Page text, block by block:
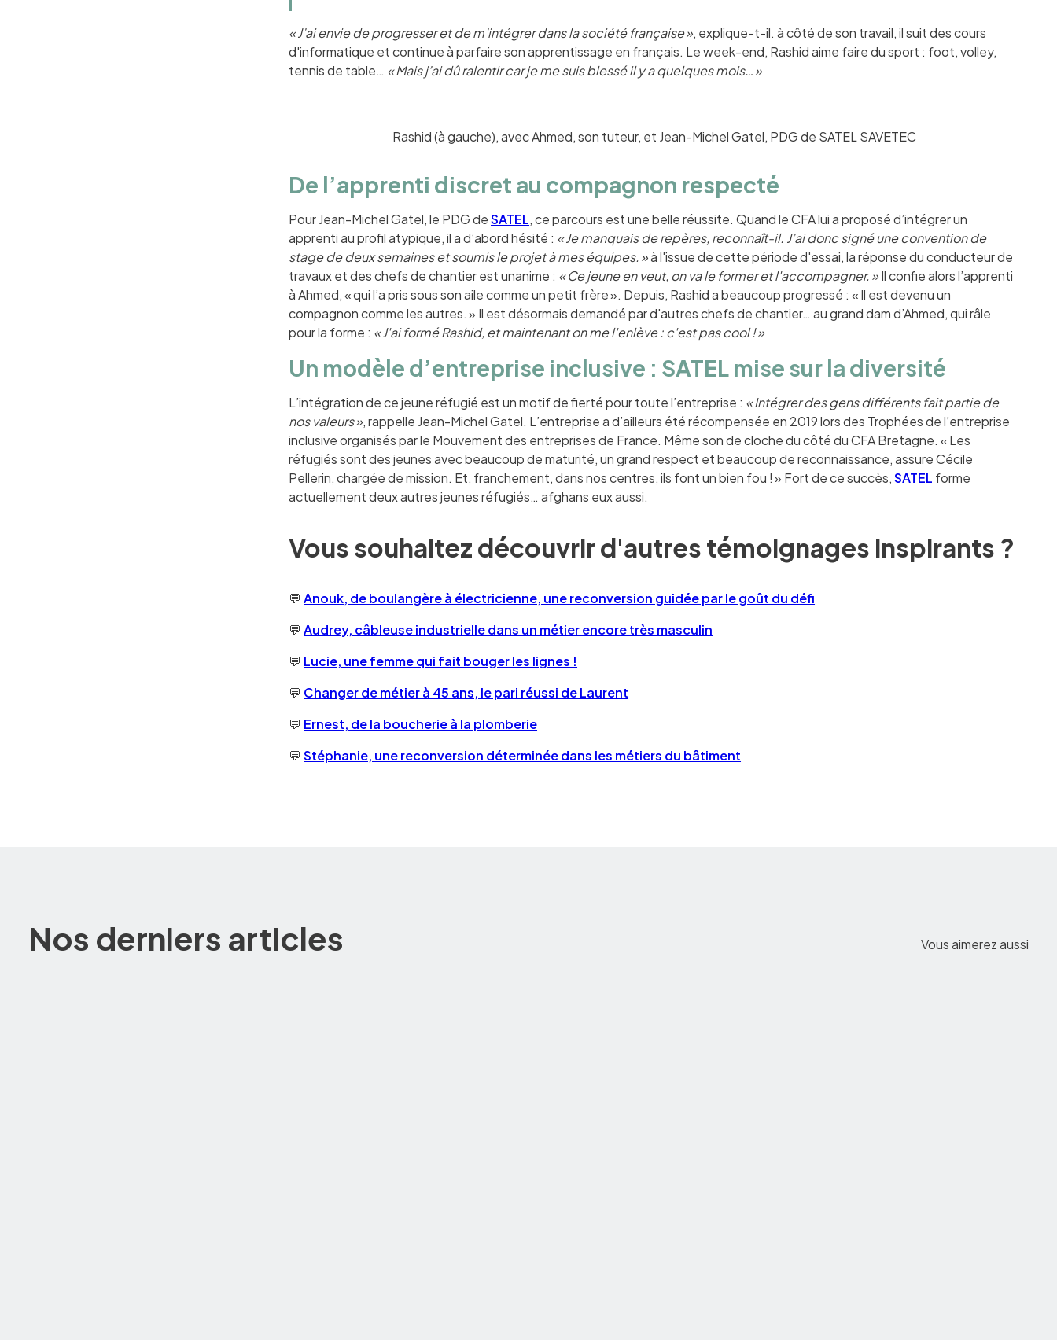
« J’ai envie de progresser et de m’intégrer dans la société française », explique-t-il. à côté de son travail, il suit des cours
d'informatique et continue à parfaire son apprentissage en français. Le week-end, Rashid aime faire du sport : foot, volley,
tennis de table… « Mais j’ai dû ralentir car je me suis blessé il y a quelques mois… »
Rashid (à gauche), avec Ahmed, son tuteur, et Jean-Michel Gatel, PDG de SATEL SAVETEC
De l’apprenti discret au compagnon respecté
Pour Jean-Michel Gatel, le PDG deSATEL, ce parcours est une belle réussite. Quand le CFA lui a proposé d’intégrer un
apprenti au profil atypique, il a d’abord hésité : « Je manquais de repères, reconnaît-il. J’ai donc signé une convention de
stage de deux semaines et soumis le projet à mes équipes. »à l'issue de cette période d'essai, la réponse du conducteur de
travaux et des chefs de chantier est unanime : « Ce jeune en veut, on va le former et l'accompagner. »Il confie alors l’apprenti
à Ahmed, « qui l’a pris sous son aile comme un petit frère ». Depuis, Rashid a beaucoup progressé : « Il est devenu un
compagnon comme les autres. » Il est désormais demandé par d'autres chefs de chantier… au grand dam d’Ahmed, qui râle
pour la forme : « J'ai formé Rashid, et maintenant on me l'enlève : c'est pas cool ! »
Un modèle d’entreprise inclusive : SATEL mise sur la diversité
L’intégration de ce jeune réfugié est un motif de fierté pour toute l’entreprise : « Intégrer des gens différents fait partie de
nos valeurs », rappelle Jean-Michel Gatel. L’entreprise a d’ailleurs été récompensée en 2019 lors des Trophées de l’entreprise
inclusive organisés par le Mouvement des entreprises de France. Même son de cloche du côté du CFA Bretagne. « Les
réfugiés sont des jeunes avec beaucoup de maturité, un grand respect et beaucoup de reconnaissance, assure Cécile
Pellerin, chargée de mission. Et, franchement, dans nos centres, ils font un bien fou ! » Fort de ce succès,SATEL forme
actuellement deux autres jeunes réfugiés… afghans eux aussi.
Vous souhaitez découvrir d'autres témoignages inspirants ?
💬Anouk, de boulangère à électricienne, une reconversion guidée par le goût du défi
💬Audrey, câbleuse industrielle dans un métier encore très masculin
💬 Lucie, une femme qui fait bouger les lignes !
💬 Changer de métier à 45 ans, le pari réussi de Laurent
💬 Ernest, de la boucherie à la plomberie
💬Stéphanie, une reconversion déterminée dans les métiers du bâtiment
Nos derniers articles Vous aimerez aussi